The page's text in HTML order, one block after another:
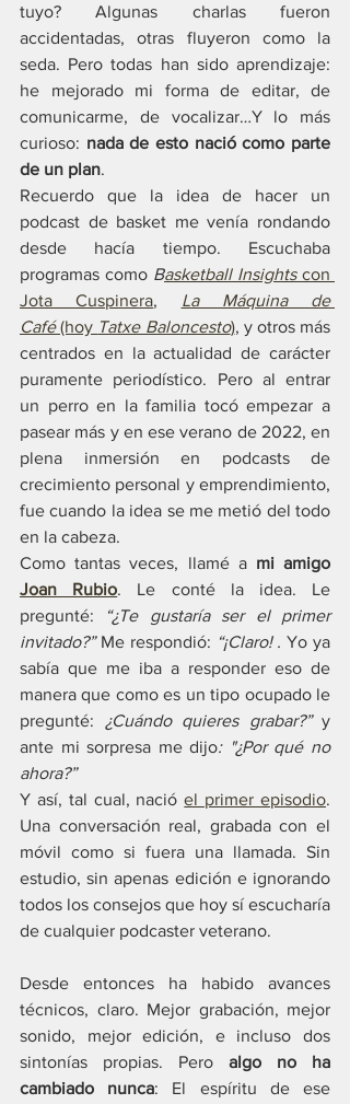
tuyo? Algunas charlas fueron
accidentadas, otras fluyeron como la
seda. Pero todas han sido aprendizaje:
he mejorado mi forma de editar, de
comunicarme, de vocalizar…Y lo más
curioso: nada de esto nació como parte
de un plan.
Recuerdo que la idea de hacer un
podcast de basket me venía rondando
desde hacía tiempo. Escuchaba
programas como Basketball Insights con
Jota Cuspinera, La Máquina de
Café (hoy Tatxe Baloncesto), y otros más
centrados en la actualidad de carácter
puramente periodístico. Pero al entrar
un perro en la familia tocó empezar a
pasear más y en ese verano de 2022, en
plena inmersión en podcasts de
crecimiento personal y emprendimiento,
fue cuando la idea se me metió del todo
en la cabeza.
Como tantas veces, llamé a
Joan Rubio. Le conté la idea. Le
pregunté:
“¿Te gustaría ser el primer
invitado?” Me respondió: “¡Claro! . Yo ya
sabía que me iba a responder eso de
manera que como es un tipo ocupado le
pregunté: ¿Cuándo quieres grabar?” y
ante mi sorpresa me dijo: "¿Por qué no
ahora?”
Y así, tal cual, nació el primer episodio.
Una conversación real, grabada con el
móvil como si fuera una llamada. Sin
estudio, sin apenas edición e ignorando
todos los consejos que hoy sí escucharía
de cualquier podcaster veterano.
Desde entonces ha habido avances
técnicos, claro. Mejor grabación, mejor
sonido, mejor edición, e incluso dos
sintonías propias. Pero algo no ha
cambiado nunca: El espíritu de ese